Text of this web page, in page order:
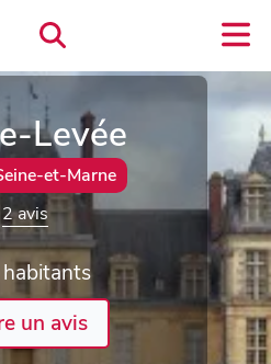
Levée
et-Marne
2 avis
un avis